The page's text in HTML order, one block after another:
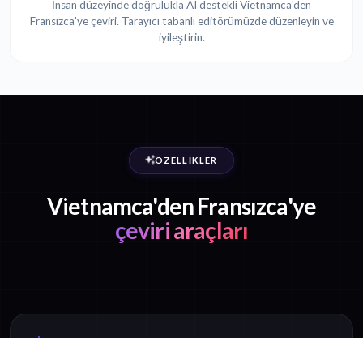
İnsan düzeyinde doğrulukla AI destekli Vietnamca'den
Fransızca'ye çeviri. Tarayıcı tabanlı editörümüzde düzenleyin ve
iyileştirin.
ÖZELLIKLER
Vietnamca'den Fransızca'ye
çeviri araçları